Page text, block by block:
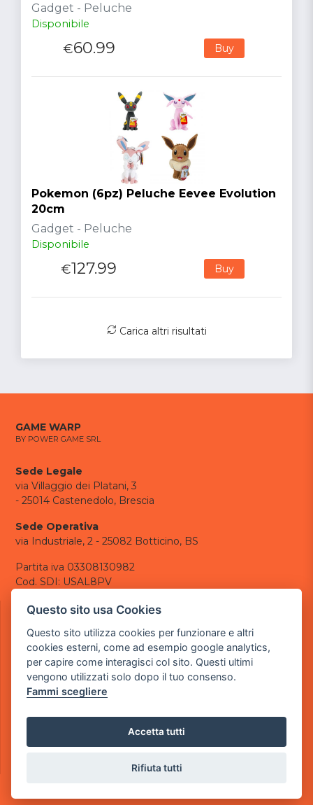
Gadget - Peluche
Disponibile
€60.99 Buy
Pokemon (6pz) Peluche Eevee Evolution
20cm
Gadget - Peluche
Disponibile
€127.99 Buy
Carica altri risultati
GAME WARP
BY POWER GAME SRL
Sede Legale
via Villaggio dei Platani, 3
- 25014 Castenedolo, Brescia
Sede Operativa
via Industriale, 2 - 25082 Botticino, BS
Partita iva 03308130982
Cod. SDI: USAL8PV
CONTATTI
tel.: +39 030 376 2377
tel.: +39 030 336 6259
pec:powergamesrl@legalmail.it
LINK UTILI
Informazioni generali
Questo sito usa Cookies
Questo sito utilizza cookies per funzionare e altri
cookies esterni, come ad esempio google analytics,
per capire come interagisci col sito. Questi ultimi
vengono utilizzati solo dopo il tuo consenso.
Fammi scegliere
Accetta tutti
Rifiuta tutti